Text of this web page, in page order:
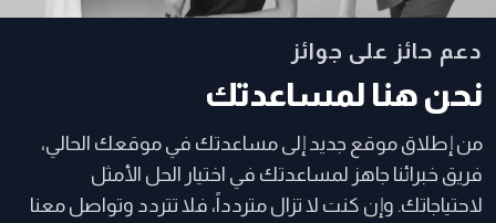
دعم حائز على جوائز
نحن هنا لمساعدتك
من إطلاق موقع جديد إلى مساعدتك في موقعك الحالي،
فريق خبرائنا جاهز لمساعدتك في اختيار الحل الأمثل
لاحتياجاتك. وإن كنت لا تزال متردداً، فلا تتردد وتواصل معنا